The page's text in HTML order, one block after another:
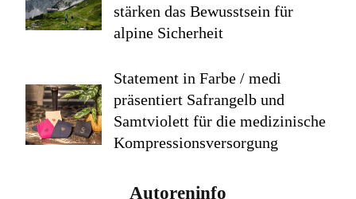
stärken das Bewusstsein für
alpine Sicherheit
Statement in Farbe / medi
präsentiert Safrangelb und
Samtviolett für die medizinische
Kompressionsversorgung
PEPE JEANS LONDON AW26
Autoreninfo